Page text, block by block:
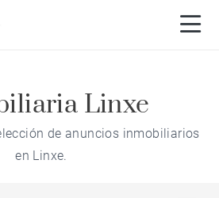
Linxe
de anuncios inmobiliarios
en Linxe.